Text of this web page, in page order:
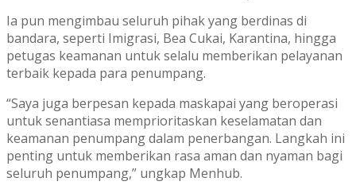
Ia pun mengimbau seluruh pihak yang berdinas di
bandara, seperti Imigrasi, Bea Cukai, Karantina, hingga
petugas keamanan untuk selalu memberikan pelayanan
terbaik kepada para penumpang.
“Saya juga berpesan kepada maskapai yang beroperasi
untuk senantiasa memprioritaskan keselamatan dan
keamanan penumpang dalam penerbangan. Langkah ini
penting untuk memberikan rasa aman dan nyaman bagi
seluruh penumpang,” ungkap Menhub.